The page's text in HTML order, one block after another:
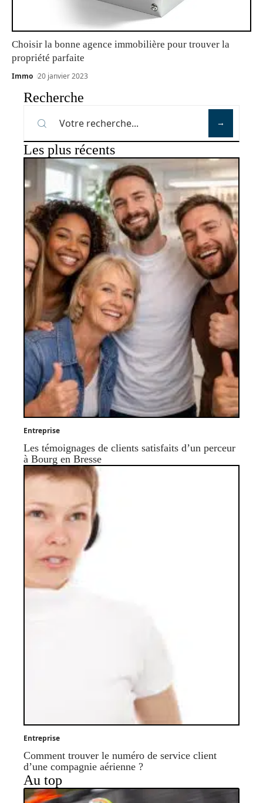
Choisir la bonne agence immobilière pour trouver la
propriété parfaite
Immo 20 janvier 2023
Recherche
Les plus récents
Entreprise
Les témoignages de clients satisfaits d’un perceur
à Bourg en Bresse
Entreprise
Comment trouver le numéro de service client
d’une compagnie aérienne ?
Au top